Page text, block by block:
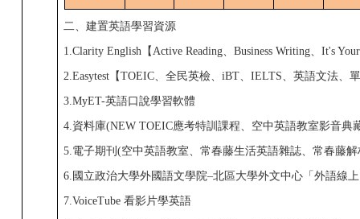
二、建置英語學習資源
1.Clarity English【Active Reading、Business Writing、It's
2.Easytest【TOEIC、全民英檢、iBT、IELTS、英語文法、
3.MyET-英語口說學習軟體
4.資料庫(NEW TOEIC應考特訓課程、空中英語教室影音
5.電子期刊(空中英語教室、常春藤生活英語雜誌、常春藤
6.國立政治大學外國語文學院–北區大學外文中心「外語線
7.VoiceTube 看影片學英語